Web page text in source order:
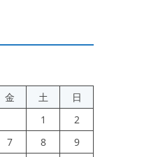
金 土
日
1
2
7 8
9